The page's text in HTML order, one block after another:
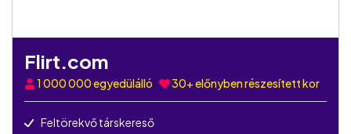
Flirt.com
1 000 000egyedülálló 30+ előnyben részesített kor
Feltörekvő társkereső